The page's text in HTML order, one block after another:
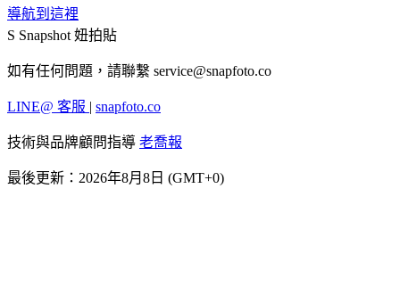
導航到這裡
S Snapshot 妞拍貼
如有任何問題，請聯繫 service@snapfoto.co
LINE@ 客服 | snapfoto.co
技術與品牌顧問指導 老喬報
最後更新：2026年8月8日 (GMT+0)